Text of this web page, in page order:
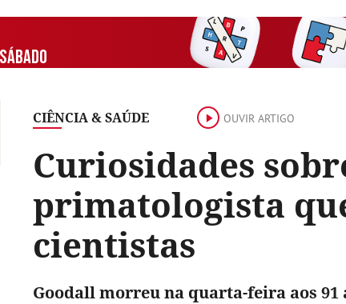
CIÊNCIA & SAÚDE OUVIR ARTIGO
Curiosidades
primatologista
cientistas
Goodall morreu na quarta-feira aos